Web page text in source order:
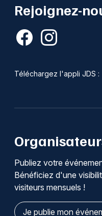
Rejoignez-
Téléchargez l'appli JDS :
Publiez votre
Bénéficiez d'une
visiteurs mensuels !
Je publie mon